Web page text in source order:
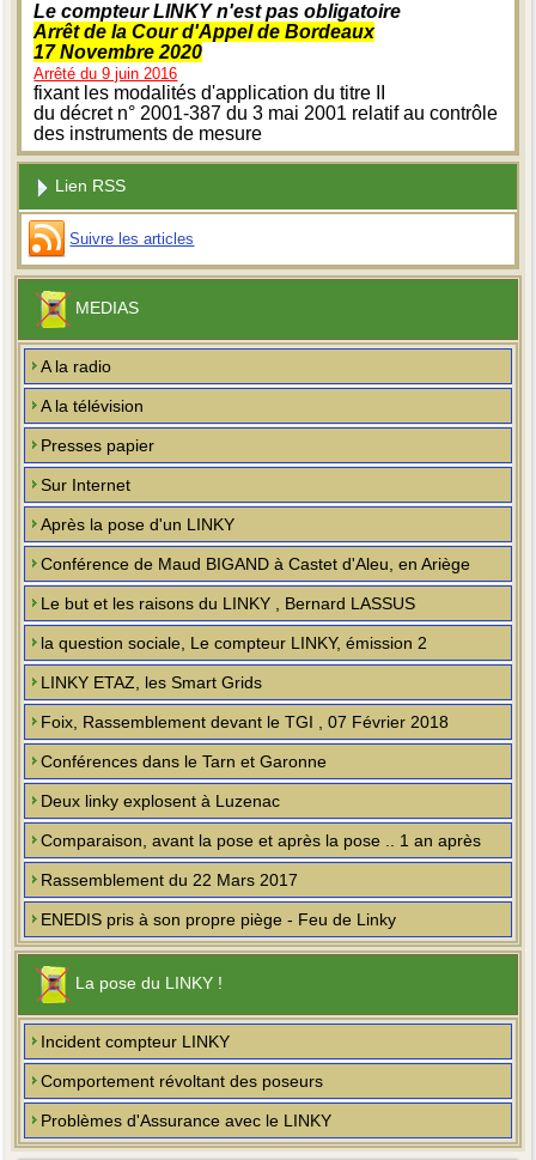
Le compteur LINKY n'est pas obligatoire
Arrêt de la Cour d'Appel de Bordeaux
17 Novembre 2020
Arrêté du 9 juin 2016
fixant les modalités d'application du titre II
du décret n° 2001-387 du 3 mai 2001 relatif au contrôle
des instruments de mesure
Lien RSS
Suivre les articles
MEDIAS
A la radio
A la télévision
Presses papier
Sur Internet
Après la pose d'un LINKY
Conférence de Maud BIGAND à Castet d'Aleu, en Ariège
Le but et les raisons du LINKY , Bernard LASSUS
la question sociale, Le compteur LINKY, émission 2
LINKY ETAZ, les Smart Grids
Foix, Rassemblement devant le TGI , 07 Février 2018
Conférences dans le Tarn et Garonne
Deux linky explosent à Luzenac
Comparaison, avant la pose et après la pose .. 1 an après
Rassemblement du 22 Mars 2017
ENEDIS pris à son propre piège - Feu de Linky
La pose du LINKY !
Incident compteur LINKY
Comportement révoltant des poseurs
Problèmes d'Assurance avec le LINKY